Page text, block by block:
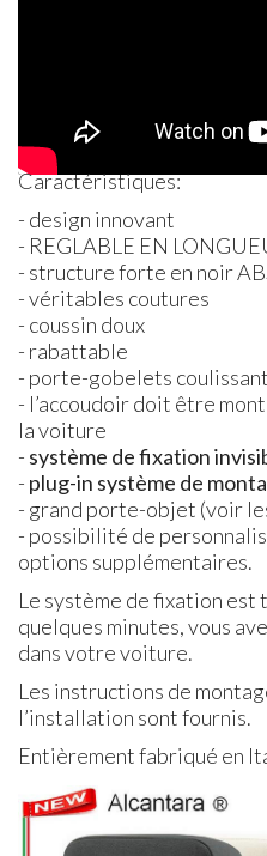
Caractéristiques:
- design innovant
- REGLABLE EN
- structure forte en noir
- véritables coutures
- coussin doux
- rabattable
- porte-gobelets
- l’accoudoir doit être
la voiture
- système de fixation
- plug-in système de
- grand porte-objet (voir
- possibilité de
options supplémentaires.
Le système de fixation est
quelques minutes, vous
dans votre voiture.
Les instructions de
l’installation sont fournis.
Entièrement fabriqué en